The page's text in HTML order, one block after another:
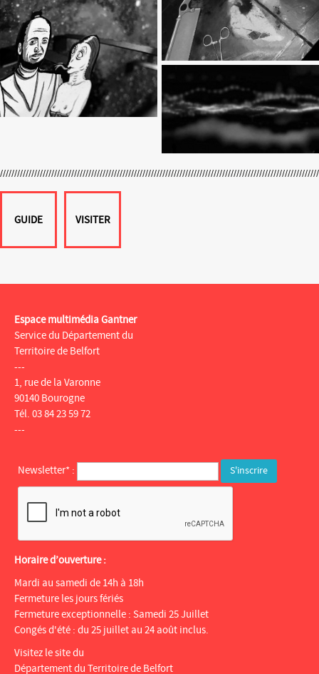
GUIDE VISITER
Espace multimédia Gantner
Service du Département du
Territoire de Belfort
---
1, rue de la Varonne
90140 Bourogne
Tél. 03 84 23 59 72
---
Newsletter* :
Horaire d’ouverture :
Mardi au samedi de 14h à 18h
Fermeture les jours fériés
Fermeture exceptionnelle : Samedi 25 Juillet
Congés d'été : du 25 juillet au 24 août inclus.
Visitez le site du
Département du Territoire de Belfort